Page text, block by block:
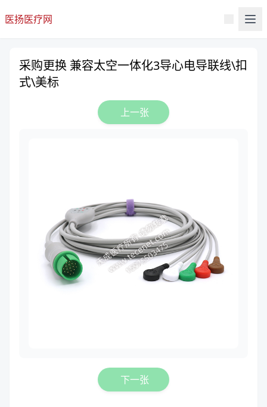
医扬医疗网
采购更换 兼容太空一体化3导心电导联线\扣
式\美标
上一张
下一张